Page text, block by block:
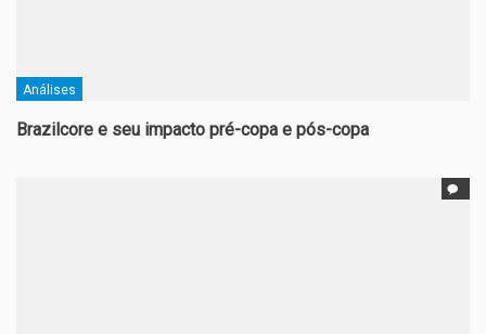
Análises
Brazilcore e seu impacto pré-copa e pós-copa